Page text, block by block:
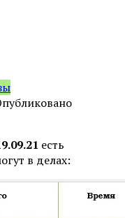
есть
в делах: